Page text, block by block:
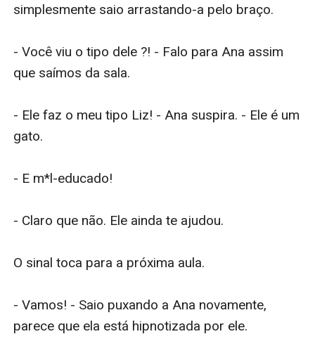
simplesmente saio arrastando-a pelo braço.
- Você viu o tipo dele ?! - Falo para Ana assim
que saímos da sala.
- Ele faz o meu tipo Liz! - Ana suspira. - Ele é um
gato.
- E m*l-educado!
- Claro que não. Ele ainda te ajudou.
O sinal toca para a próxima aula.
- Vamos! - Saio puxando a Ana novamente,
parece que ela está hipnotizada por ele.